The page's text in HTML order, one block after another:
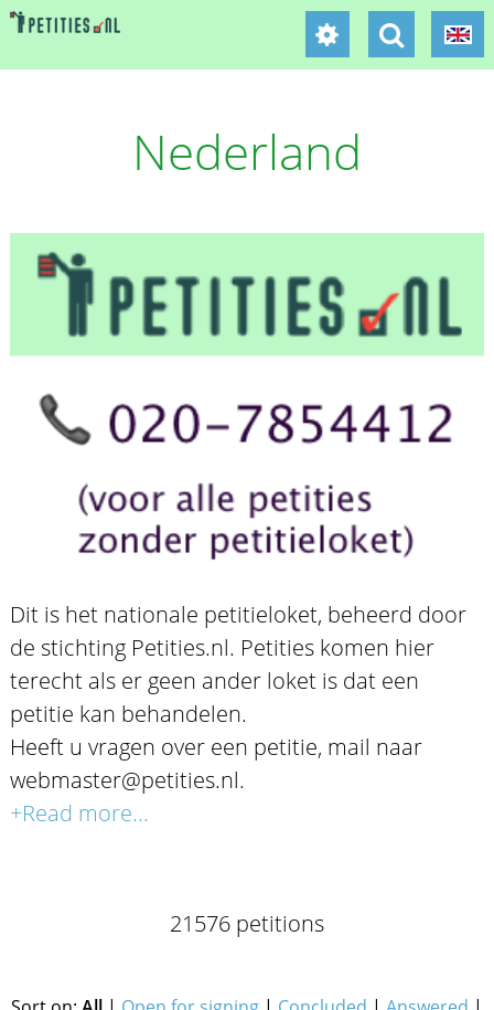
Nederland
Dit is het nationale petitieloket, beheerd door
de stichting Petities.nl. Petities komen hier
terecht als er geen ander loket is dat een
petitie kan behandelen.
Heeft u vragen over een petitie, mail naar
webmaster@petities.nl.
+Read more...
21576 petitions